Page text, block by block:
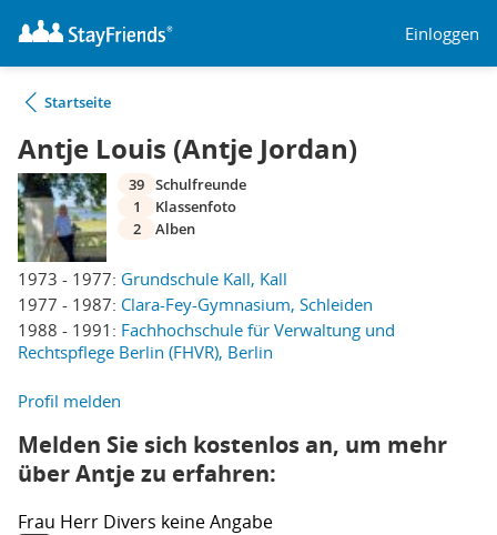
Einloggen
Startseite
Antje Louis (Antje Jordan)
1973 - 1977: Grundschule Kall, Kall
1977 - 1987: Clara-Fey-Gymnasium, Schleiden
1988 - 1991: Fachhochschule für Verwaltung und
Rechtspflege Berlin (FHVR), Berlin
39 Schulfreunde
1
Klassenfoto
2
Alben
Profil melden
Melden Sie sich kostenlos an, um mehr
über Antje zu erfahren:
Frau Herr Divers keine Angabe